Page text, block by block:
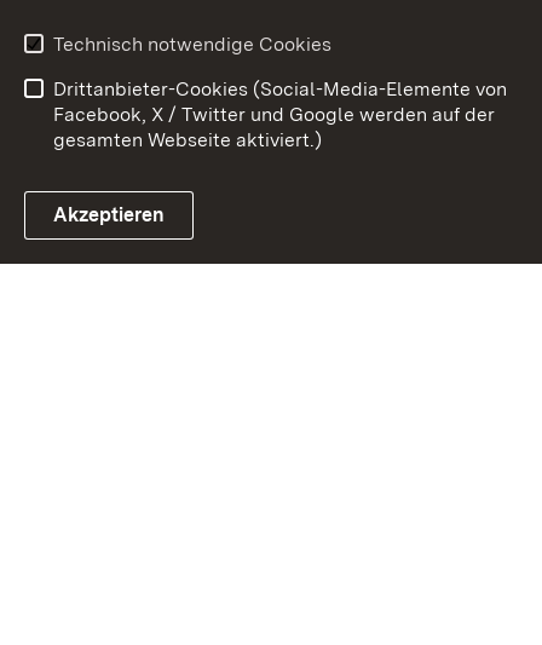
Link zum Landesportal
Barrierefreiheit
Impressum Cookies
Technisch notwendige Cookies
Drittanbieter-Cookies (Social-Media-Elemente von
Facebook, X / Twitter und Google werden auf der
gesamten Webseite aktiviert.)
Akzeptieren